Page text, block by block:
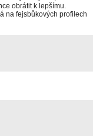
obrátit k lepšímu.
na fejsbůkových profilech